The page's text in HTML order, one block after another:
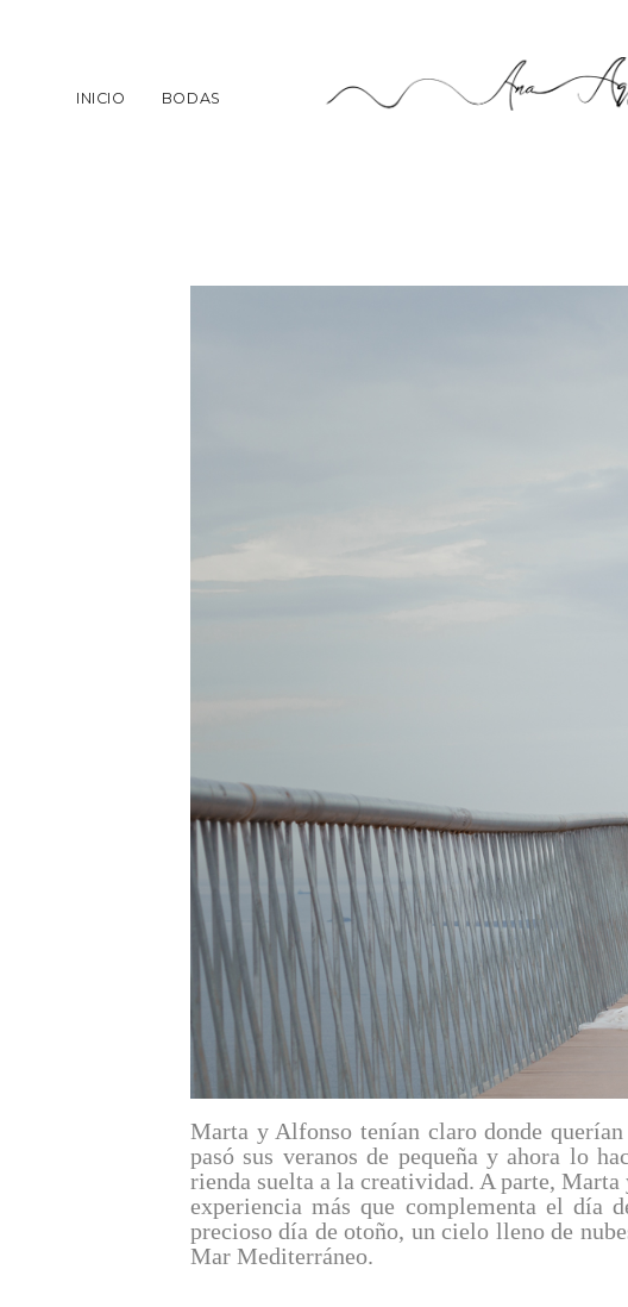
INICIO BODAS
Marta y Alfonso tenían claro donde
pasó sus veranos de pequeña y ahora lo
rienda suelta a la creatividad. A parte,
experiencia más que complementa el día
precioso día de otoño, un cielo lleno de
Mar Mediterráneo.